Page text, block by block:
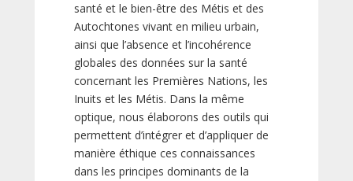
santé et le bien-être des Métis et des
Autochtones vivant en milieu urbain,
ainsi que l’absence et l’incohérence
globales des données sur la santé
concernant les Premières Nations, les
Inuits et les Métis. Dans la même
optique, nous élaborons des outils qui
permettent d’intégrer et d’appliquer de
manière éthique ces connaissances
dans les principes dominants de la